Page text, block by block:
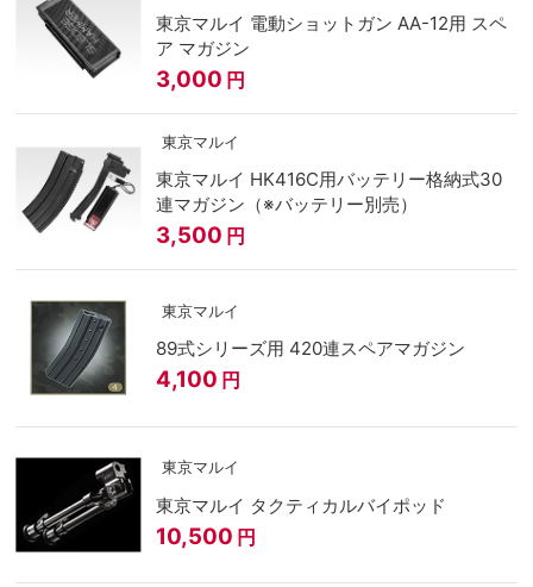
東京マルイ 電動ショットガン AA-12用 スペ
ア マガジン
3,000 円
東京マルイ
東京マルイ HK416C用バッテリー格納式30
連マガジン（※バッテリー別売）
3,500 円
東京マルイ
89式シリーズ用 420連スペアマガジン
4,100 円
東京マルイ
東京マルイ タクティカルバイポッド
10,500 円